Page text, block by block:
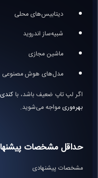
دیتابیس‌های محلی
شبیه‌ساز اندروید
ماشین مجازی
مدل‌های هوش مصنوعی
اگر لپ تاپ ضعیف باشد، با
بهره‌وریمواجه می‌شوید.
حداقل مشخصات
مشخصات پیشنهادی